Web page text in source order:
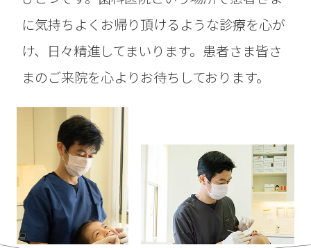
に気持ちよくお帰り頂けるような診療を心が
け、日々精進してまいります。患者さま皆さ
まのご来院を心よりお待ちしております。